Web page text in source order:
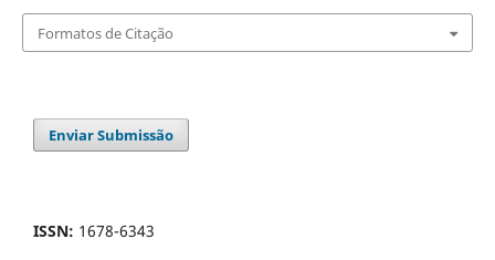
Formatos de Citação
Enviar Submissão
ISSN: 1678-6343